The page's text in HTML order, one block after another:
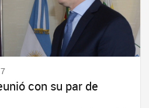
con su par de